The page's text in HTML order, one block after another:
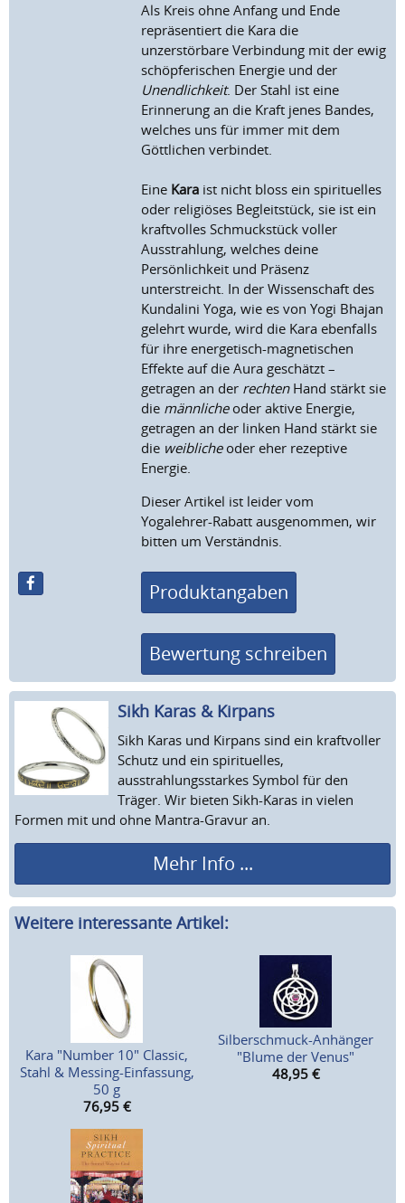
Als Kreis ohne Anfang und Ende
repräsentiert die Kara die
unzerstörbare Verbindung mit der ewig
schöpferischen Energie und der
Unendlichkeit. Der Stahl ist eine
Erinnerung an die Kraft jenes Bandes,
welches uns für immer mit dem
Göttlichen verbindet.
Eine Kara ist nicht bloss ein spirituelles
oder religiöses Begleitstück, sie ist ein
kraftvolles Schmuckstück voller
Ausstrahlung, welches deine
Persönlichkeit und Präsenz
unterstreicht. In der Wissenschaft des
Kundalini Yoga, wie es von Yogi Bhajan
gelehrt wurde, wird die Kara ebenfalls
für ihre energetisch-magnetischen
Effekte auf die Aura geschätzt –
getragen an der rechtenHand stärkt sie
die männlicheoder aktive Energie,
getragen an der linken Hand stärkt sie
die weiblicheoder eher rezeptive
Energie.
Dieser Artikel ist leider vom
Yogalehrer-Rabatt ausgenommen, wir
bitten um Verständnis.
Produktangaben
Bewertung schreiben
Sikh Karas & Kirpans
Sikh Karas und Kirpans sind ein kraftvoller
Schutz und ein spirituelles,
ausstrahlungsstarkes Symbol für den
Träger. Wir bieten Sikh-Karas in vielen
Formen mit und ohne Mantra-Gravur an.
Mehr Info ...
Weitere interessante Artikel:
Kara "Number 10" Classic,
Stahl & Messing-Einfassung,
50 g
76,95 €
Silberschmuck-Anhänger
"Blume der Venus"
48,95 €